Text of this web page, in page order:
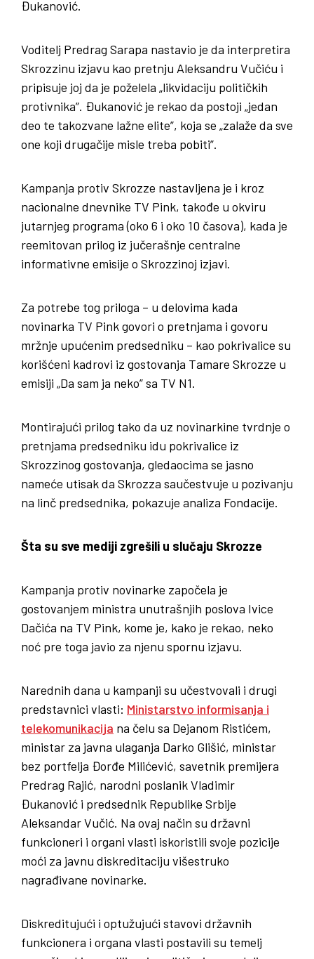
Đukanović.
Voditelj Predrag Sarapa nastavio je da interpretira
Skrozzinu izjavu kao pretnju Aleksandru Vučiću i
pripisuje joj da je poželela „likvidaciju političkih
protivnika”. Đukanović je rekao da postoji „jedan
deo te takozvane lažne elite”, koja se „zalaže da sve
one koji drugačije misle treba pobiti”.
Kampanja protiv Skrozze nastavljena je i kroz
nacionalne dnevnike TV Pink, takođe u okviru
jutarnjeg programa (oko 6 i oko 10 časova), kada je
reemitovan prilog iz jučerašnje centralne
informativne emisije o Skrozzinoj izjavi.
Za potrebe tog priloga – u delovima kada
novinarka TV Pink govori o pretnjama i govoru
mržnje upućenim predsedniku – kao pokrivalice su
korišćeni kadrovi iz gostovanja Tamare Skrozze u
emisiji „Da sam ja neko” sa TV N1.
Montirajući prilog tako da uz novinarkine tvrdnje o
pretnjama predsedniku idu pokrivalice iz
Skrozzinog gostovanja, gledaocima se jasno
nameće utisak da Skrozza saučestvuje u pozivanju
na linč predsednika, pokazuje analiza Fondacije.
Šta su sve mediji zgrešili u slučaju Skrozze
Kampanja protiv novinarke započela je
gostovanjem ministra unutrašnjih poslova Ivice
Dačića na TV Pink, kome je, kako je rekao, neko
noć pre toga javio za njenu spornu izjavu.
Narednih dana u kampanji su učestvovali i drugi
predstavnici vlasti: Ministarstvo informisanja i
telekomunikacija na čelu sa Dejanom Ristićem,
ministar za javna ulaganja Darko Glišić, ministar
bez portfelja Đorđe Milićević, savetnik premijera
Predrag Rajić, narodni poslanik Vladimir
Đukanović i predsednik Republike Srbije
Aleksandar Vučić. Na ovaj način su državni
funkcioneri i organi vlasti iskoristili svoje pozicije
moći za javnu diskreditaciju višestruko
nagrađivane novinarke.
Diskreditujući i optužujući stavovi državnih
funkcionera i organa vlasti postavili su temelj